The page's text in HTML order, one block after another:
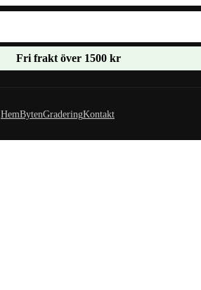
Fri frakt över 1500 kr
HemBytenGraderingKontakt